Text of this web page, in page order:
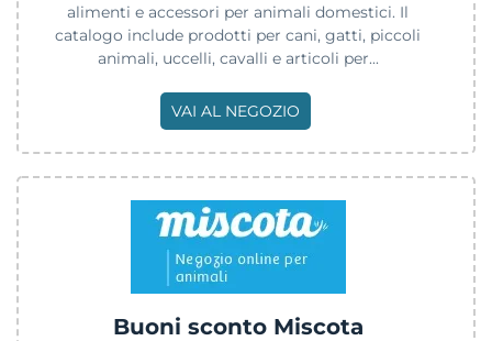
alimenti e accessori per animali domestici. Il
catalogo include prodotti per cani, gatti, piccoli
animali, uccelli, cavalli e articoli per...
VAI AL NEGOZIO
Buoni sconto Miscota